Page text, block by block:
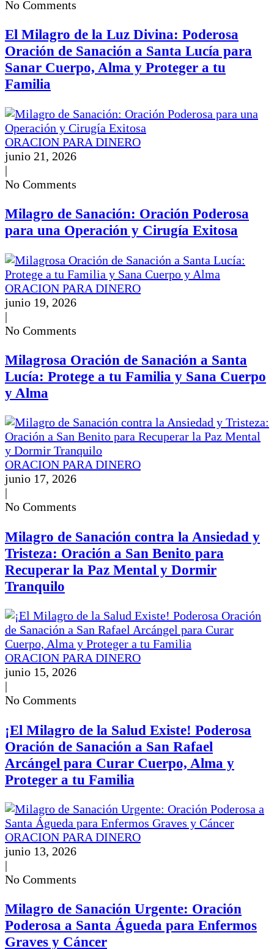
No Comments
El Milagro de la Luz Divina: Poderosa
Oración de Sanación a Santa Lucía para
Sanar Cuerpo, Alma y Proteger a tu
Familia
ORACION PARA DINERO
junio 21, 2026
|
No Comments
Milagro de Sanación: Oración Poderosa
para una Operación y Cirugía Exitosa
ORACION PARA DINERO
junio 19, 2026
|
No Comments
Milagrosa Oración de Sanación a Santa
Lucía: Protege a tu Familia y Sana Cuerpo
y Alma
ORACION PARA DINERO
junio 17, 2026
|
No Comments
Milagro de Sanación contra la Ansiedad y
Tristeza: Oración a San Benito para
Recuperar la Paz Mental y Dormir
Tranquilo
ORACION PARA DINERO
junio 15, 2026
|
No Comments
¡El Milagro de la Salud Existe! Poderosa
Oración de Sanación a San Rafael
Arcángel para Curar Cuerpo, Alma y
Proteger a tu Familia
ORACION PARA DINERO
junio 13, 2026
|
No Comments
Milagro de Sanación Urgente: Oración
Poderosa a Santa Águeda para Enfermos
Graves y Cáncer